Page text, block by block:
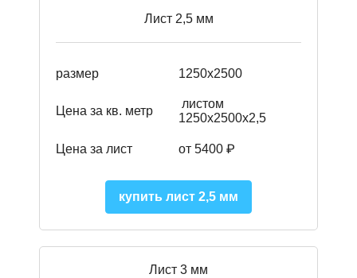
Лист 2,5 мм
размер 1250х2500
Цена за кв. метр
листом
1250х2500х2,5
Цена за лист от 5400 ₽
купить лист 2,5 мм
Лист 3 мм